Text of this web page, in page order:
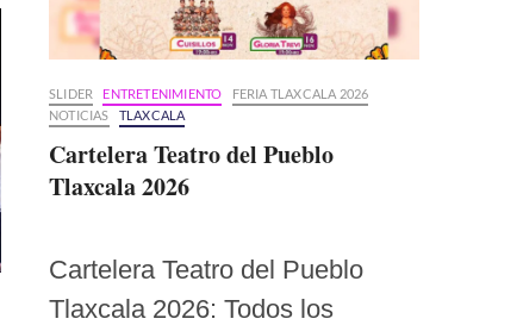
SLIDER ENTRETENIMIENTO
FERIA TLAXCALA 2026
NOTICIAS
TLAXCALA
Cartelera Teatro del Pueblo
Tlaxcala 2026
Cartelera Teatro del Pueblo
Tlaxcala 2026: Todos los